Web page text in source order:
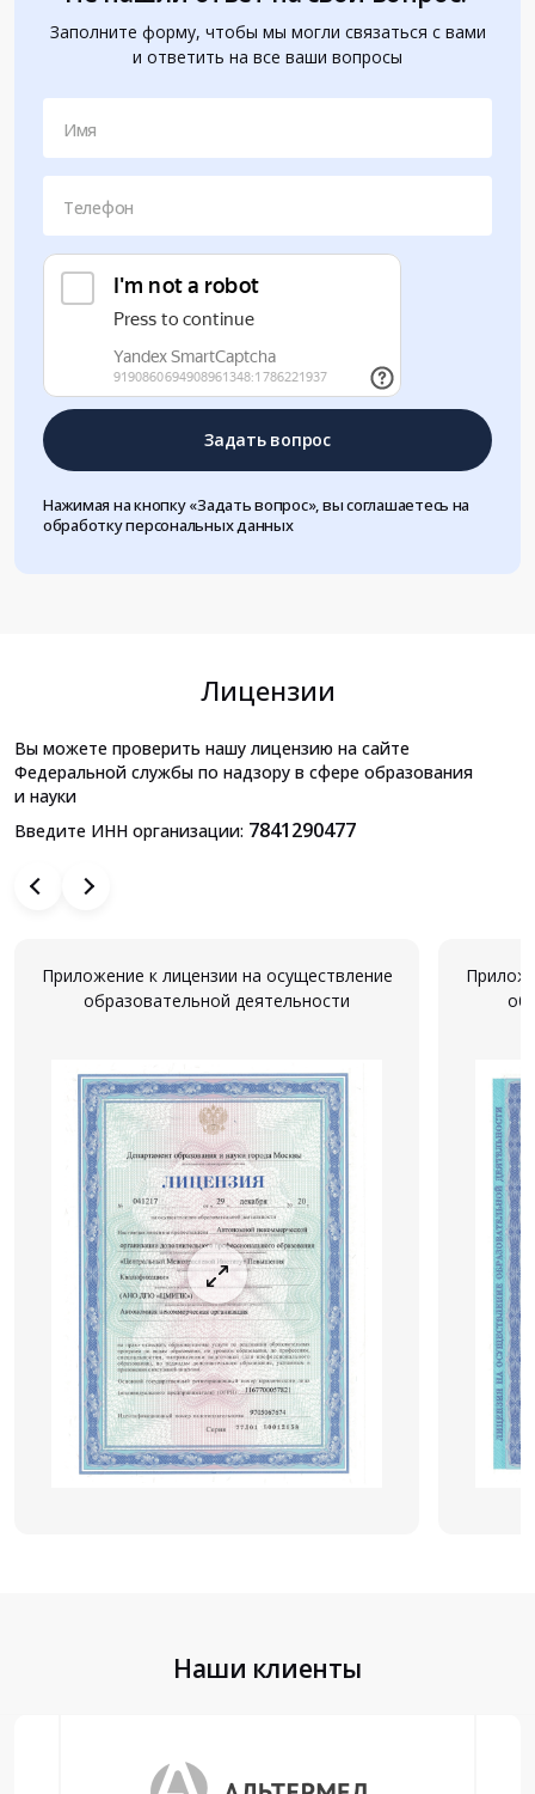
Заполните форму, чтобы мы могли связаться с вами
и ответить на все ваши вопросы
Имя
Телефон
Задать вопрос
Нажимая на кнопку «Задать вопрос», вы соглашаетесь на
обработку персональных данных
Лицензии
Вы можете проверить нашу лицензию на сайте
Федеральной службы по надзору в сфере образования
и науки
Введите ИНН организации: 7841290477
Приложение к лицензии на осуществление
образовательной деятельности
Наши клиенты